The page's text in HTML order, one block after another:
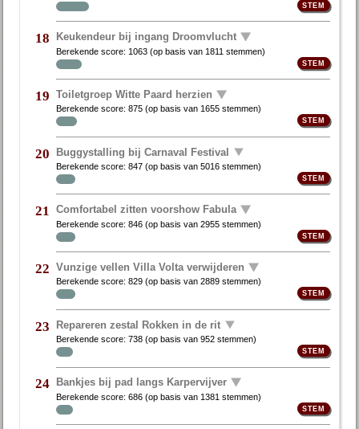
18 Keukendeur bij ingang Droomvlucht
Berekende score: 1063 (op basis van 1811 stemmen)
19 Toiletgroep Witte Paard herzien
Berekende score:875 (op basis van 1655 stemmen)
20 Buggystalling bij Carnaval Festival
Berekende score:847 (op basis van5016 stemmen)
21 Comfortabel zitten voorshow Fabula
Berekende score:846 (op basis van2955 stemmen)
22 Vunzige vellen Villa Volta verwijderen
Berekende score:829 (op basis van2889 stemmen)
23 Repareren zestal Rokken in de rit
Berekende score:738 (op basis van952 stemmen)
24 Bankjes bij pad langs Karpervijver
Berekende score:686 (op basis van 1381 stemmen)